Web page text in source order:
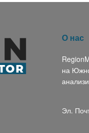
О нас
на
Эл.